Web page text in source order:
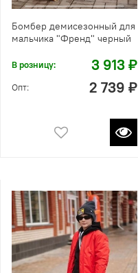
Бомбер демисезонный для
мальчика "Френд" черный
В розницу: 3 913 ₽
Опт: 2 739 ₽